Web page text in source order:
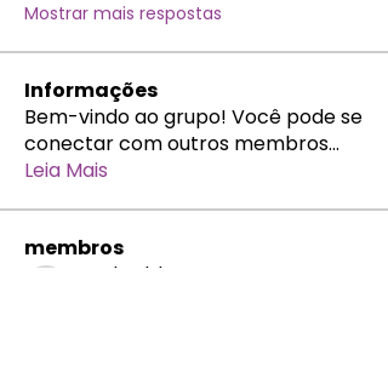
Mostrar mais respostas
Informações
Bem-vindo ao grupo! Você pode se
conectar com outros membros...
Leia Mais
membros
natalya.bb